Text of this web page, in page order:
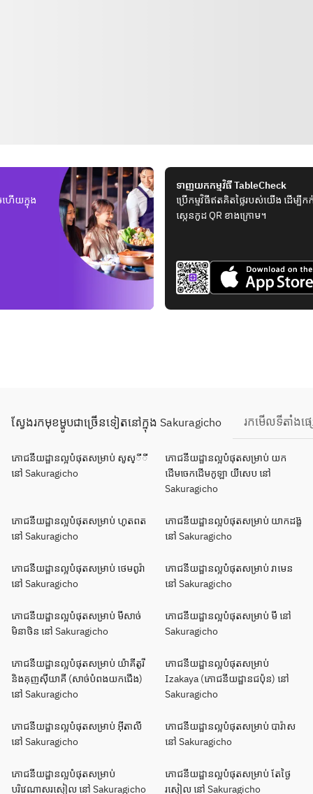
ហើយក្នុង
ទាញយកកម្មវិធី TableCheck
ប្រើកម្មវិធីឥតគិតថ្លៃរបស់យើង ដើ
ស្កេនកូដ QR ខាងក្រោម។
ស្វែងរកមុខម្ហូបជាច្រើនទៀតនៅក្នុង Sakuragicho រកមើលទីតាំងផ្
ភោជនីយដ្ឋានល្អបំផុតសម្រាប់ សូស្ីី
នៅ Sakuragicho
ភោជនីយដ្ឋានល្អបំផុតសម្រាប់ យក
ដើមចេកដើមកូឡា យីសេប នៅ
Sakuragicho
ភោជនីយដ្ឋានល្អបំផុតសម្រាប់ ហូតពត
នៅ Sakuragicho
ភោជនីយដ្ឋានល្អបំផុតសម្រាប់ យាកដង្ខ៊
នៅ Sakuragicho
ភោជនីយដ្ឋានល្អបំផុតសម្រាប់ ថេមពូរ៉ា
នៅ Sakuragicho
ភោជនីយដ្ឋានល្អបំផុតសម្រាប់ រាមេន
នៅ Sakuragicho
ភោជនីយដ្ឋានល្អបំផុតសម្រាប់ មីសាច់
មិនាថិន នៅ Sakuragicho
ភោជនីយដ្ឋានល្អបំផុតសម្រាប់ មី នៅ
Sakuragicho
ភោជនីយដ្ឋានល្អបំផុតសម្រាប់ យ៉ាគីតូរី
និងគុញសុីយាគី (សាច់បំពងយកជើង)
នៅ Sakuragicho
ភោជនីយដ្ឋានល្អបំផុតសម្រាប់
Izakaya (ភោជនីយដ្ឋានជប៉ុន) នៅ
Sakuragicho
ភោជនីយដ្ឋានល្អបំផុតសម្រាប់ អ៊ីតាលី
នៅ Sakuragicho
ភោជនីយដ្ឋានល្អបំផុតសម្រាប់ បារ៉ាស
នៅ Sakuragicho
ភោជនីយដ្ឋានល្អបំផុតសម្រាប់
បរិវេណាសរសៀល នៅ Sakuragicho
ភោជនីយដ្ឋានល្អបំផុតសម្រាប់ តែថ្ងៃ
រសៀល នៅ Sakuragicho